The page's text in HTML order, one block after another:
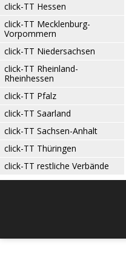
click-TT Hessen
click-TT Mecklenburg-
Vorpommern
click-TT Niedersachsen
click-TT Rheinland-
Rheinhessen
click-TT Pfalz
click-TT Saarland
click-TT Sachsen-Anhalt
click-TT Thüringen
click-TT restliche Verbände